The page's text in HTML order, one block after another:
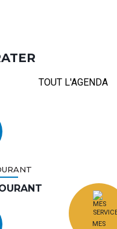
MES
TOUT L'AGENDA